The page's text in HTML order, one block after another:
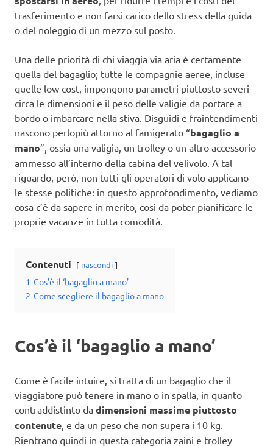
trasferimento e non farsi carico dello stress della guida
o del noleggio di un mezzo sul posto.
Una delle priorità di chi viaggia via aria è certamente
quella del bagaglio; tutte le compagnie aeree, incluse
quelle low cost, impongono parametri piuttosto severi
circa le dimensioni e il peso delle valigie da portare a
bordo o imbarcare nella stiva. Disguidi e fraintendimenti
nascono perlopiù attorno al famigerato “bagaglio a
mano”, ossia una valigia, un trolley o un altro accessorio
ammesso all’interno della cabina del velivolo. A tal
riguardo, però, non tutti gli operatori di volo applicano
le stesse politiche: in questo approfondimento, vediamo
cosa c’è da sapere in merito, così da poter pianificare le
proprie vacanze in tutta comodità.
Contenuti nascondi
1 Cos’è il ‘bagaglio a mano’
2 Come scegliere il bagaglio a mano
Cos’è il ‘bagaglio a mano’
Come è facile intuire, si tratta di un bagaglio che il
viaggiatore può tenere in mano o in spalla, in quanto
contraddistinto da dimensioni massime piuttosto
contenute , e da un peso che non supera i 10 kg.
Rientrano quindi in questa categoria zaini e trolley